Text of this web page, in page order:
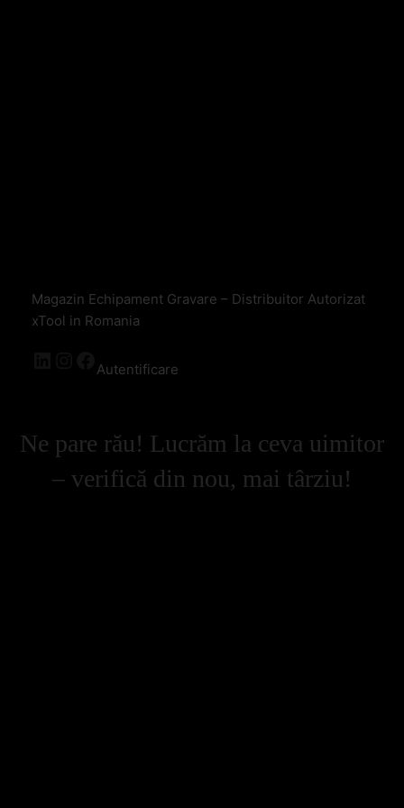
Magazin Echipament Gravare – Distribuitor Autorizat
xTool in Romania
Autentificare
Ne pare rău! Lucrăm la ceva uimitor
– verifică din nou, mai târziu!